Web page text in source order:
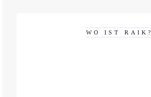
WO IST RAIK?